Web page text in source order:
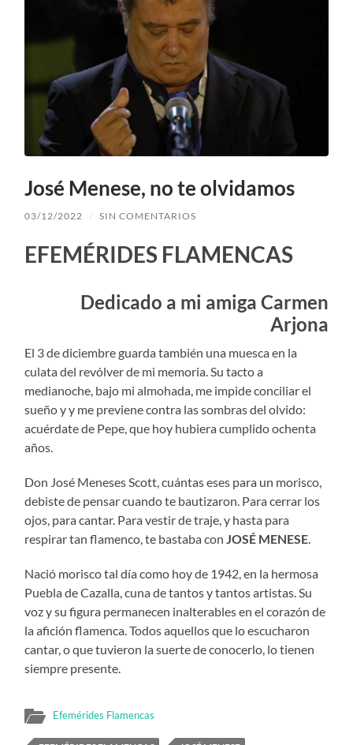
José Menese, no te olvidamos
03/12/2022 / SIN COMENTARIOS
EFEMÉRIDES FLAMENCAS
Dedicado a mi amiga Carmen
Arjona
El 3 de diciembre guarda también una muesca en la
culata del revólver de mi memoria. Su tacto a
medianoche, bajo mi almohada, me impide conciliar el
sueño y y me previene contra las sombras del olvido:
acuérdate de Pepe, que hoy hubiera cumplido ochenta
años.
Don José Meneses Scott, cuántas eses para un morisco,
debiste de pensar cuando te bautizaron. Para cerrar los
ojos, para cantar. Para vestir de traje, y hasta para
respirar tan flamenco, te bastaba conJOSÉ MENESE.
Nació morisco tal día como hoy de 1942, en la hermosa
Puebla de Cazalla, cuna de tantos y tantos artistas. Su
voz y su figura permanecen inalterables en el corazón de
la afición flamenca. Todos aquellos que lo escucharon
cantar, o que tuvieron la suerte de conocerlo, lo tienen
siempre presente.
Efemérides Flamencas